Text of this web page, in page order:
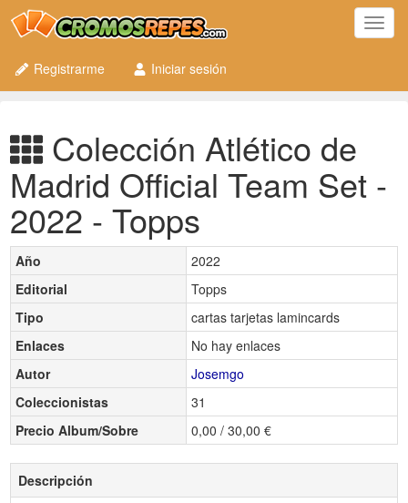
Registrarme
Iniciar sesión
Colección Atlético de
Madrid Official Team Set -
2022 - Topps
Año
2022
Editorial
Topps
Tipo
cartas tarjetas lamincards
Enlaces
No hay enlaces
Autor
Josemgo
Coleccionistas
31
Precio Album/Sobre
0,00 / 30,00 €
Descripción